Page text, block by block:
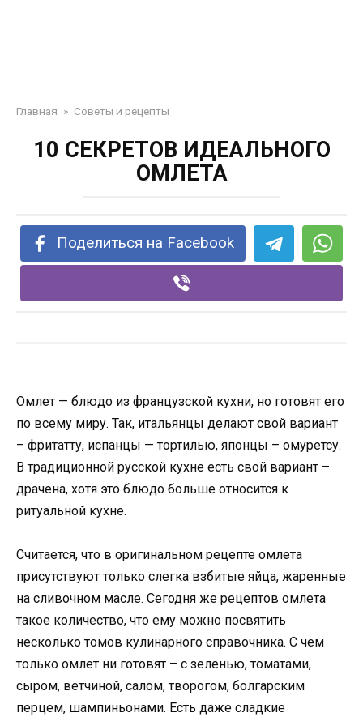
Главная » Советы и рецепты
10 СЕКРЕТОВ ИДЕАЛЬНОГО
ОМЛЕТА
Поделиться на Facebook
Омлет — блюдо из французской кухни, но готовят его
по всему миру. Так, итальянцы делают свой вариант
– фритатту, испанцы — тортилью, японцы – омуретсу.
В традиционной русской кухне есть свой вариант –
драчена, хотя это блюдо больше относится к
ритуальной кухне.
Считается, что в оригинальном рецепте омлета
присутствуют только слегка взбитые яйца, жаренные
на сливочном масле. Сегодня же рецептов омлета
такое количество, что ему можно посвятить
несколько томов кулинарного справочника. С чем
только омлет ни готовят – с зеленью, томатами,
сыром, ветчиной, салом, творогом, болгарским
перцем, шампиньонами. Есть даже сладкие